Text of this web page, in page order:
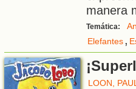
manera
Temática:
Elefantes,
LOON,